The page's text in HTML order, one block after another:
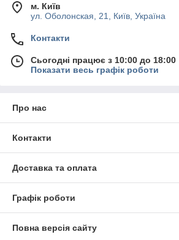
м. Київ
ул. Оболонская, 21, Київ, Україна
Контакти
Сьогодні працює з 10:00 до 18:00
Показати весь графік роботи
Про нас
Контакти
Доставка та оплата
Графік роботи
Повна версія сайту